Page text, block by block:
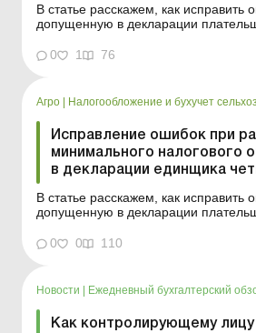
В статье расскажем, как исправить
допущенную в декларации
минимального налогового
№ 19 от 12 мая 2026 года Ошибки в
группы или при ...
0 1 76
Агро Налогообложение и бухучет
Исправление ошибок при
минимального налогового
в декларации единщика
В статье расскажем, как исправить
допущенную в декларации
минимального налогового
декларации плательщика единого
налогового обязате...
0 0 110
Новости Ежедневный бухгалтерский
Как контролирующему лицу